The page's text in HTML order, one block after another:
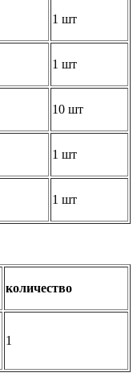
1 шт
1 шт
10 шт
1 шт
1 шт
количество
1